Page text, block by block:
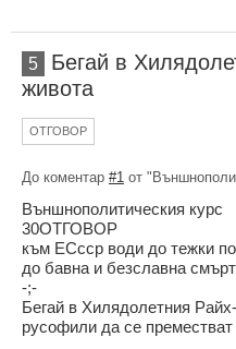
5
Бегай в
живота
ОТГОВОР
До коментар #1 от
Външнополитическия курс
30ОТГОВОР
към ЕСсср води до тежки
до бавна и безславна смърт
-;-
Бегай в Хилядолетния
русофили да се